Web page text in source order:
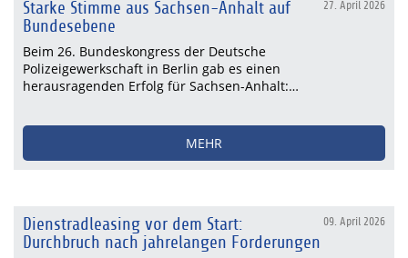
27. April 2026
Starke Stimme aus Sachsen-Anhalt auf
Bundesebene
Beim 26. Bundeskongress der Deutsche
Polizeigewerkschaft in Berlin gab es einen
herausragenden Erfolg für Sachsen-Anhalt:…
MEHR
09. April 2026
Dienstradleasing vor dem Start:
Durchbruch nach jahrelangen Forderungen